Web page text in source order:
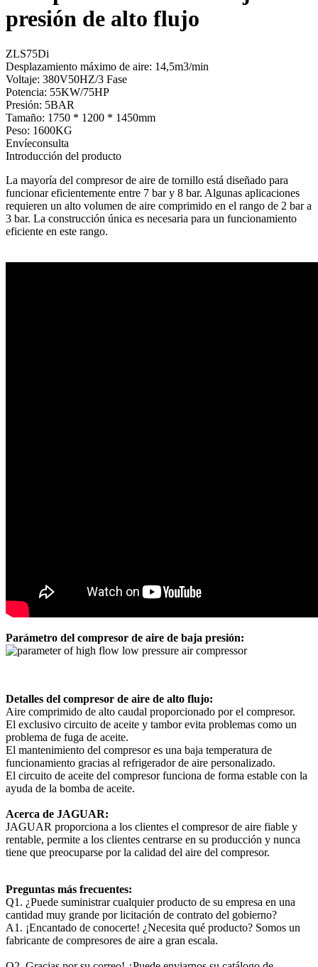
presión de alto flujo
ZLS75Di
Desplazamiento máximo de aire: 14,5m3/min
Voltaje: 380V50HZ/3 Fase
Potencia: 55KW/75HP
Presión: 5BAR
Tamaño: 1750 * 1200 * 1450mm
Peso: 1600KG
Envíeconsulta
Introducción del producto
La mayoría del compresor de aire de tornillo está diseñado para
funcionar eficientemente entre 7 bar y 8 bar. Algunas aplicaciones
requieren un alto volumen de aire comprimido en el rango de 2 bar a
3 bar. La construcción única es necesaria para un funcionamiento
eficiente en este rango.
Parámetro del compresor de aire de baja presión:
Detalles del compresor de aire de alto flujo:
Aire comprimido de alto caudal proporcionado por el compresor.
El exclusivo circuito de aceite y tambor evita problemas como un
problema de fuga de aceite.
El mantenimiento del compresor es una baja temperatura de
funcionamiento gracias al refrigerador de aire personalizado.
El circuito de aceite del compresor funciona de forma estable con la
ayuda de la bomba de aceite.
Acerca de JAGUAR:
JAGUAR proporciona a los clientes el compresor de aire fiable y
rentable, permite a los clientes centrarse en su producción y nunca
tiene que preocuparse por la calidad del aire del compresor.
Preguntas más frecuentes:
Q1. ¿Puede suministrar cualquier producto de su empresa en una
cantidad muy grande por licitación de contrato del gobierno?
A1. ¡Encantado de conocerte! ¿Necesita qué producto? Somos un
fabricante de compresores de aire a gran escala.